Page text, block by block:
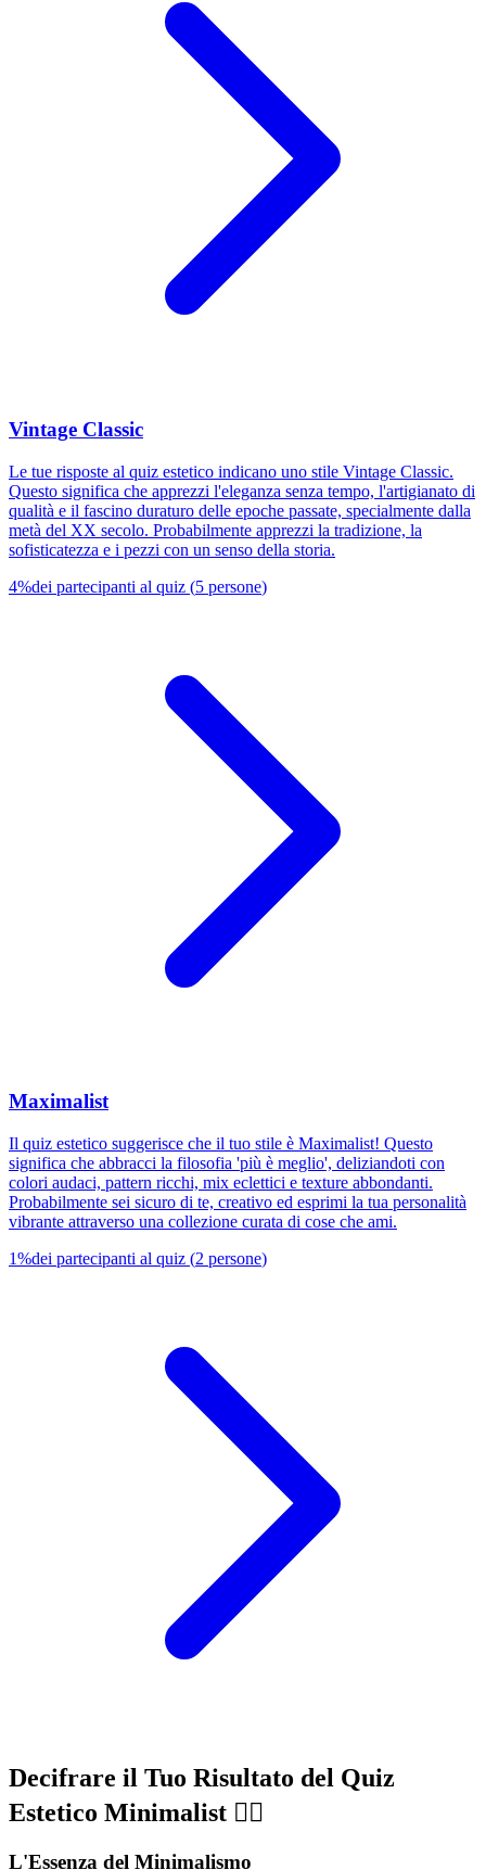
Vintage Classic
Le tue risposte al quiz estetico indicano uno stile Vintage Classic.
Questo significa che apprezzi l'eleganza senza tempo, l'artigianato di
qualità e il fascino duraturo delle epoche passate, specialmente dalla
metà del XX secolo. Probabilmente apprezzi la tradizione, la
sofisticatezza e i pezzi con un senso della storia.
4%dei partecipanti al quiz (5 persone)
Maximalist
Il quiz estetico suggerisce che il tuo stile è Maximalist! Questo
significa che abbracci la filosofia 'più è meglio', deliziandoti con
colori audaci, pattern ricchi, mix eclettici e texture abbondanti.
Probabilmente sei sicuro di te, creativo ed esprimi la tua personalità
vibrante attraverso una collezione curata di cose che ami.
1%dei partecipanti al quiz (2 persone)
Decifrare il Tuo Risultato del Quiz
Estetico Minimalist 🧘‍♀️
L'Essenza del Minimalismo